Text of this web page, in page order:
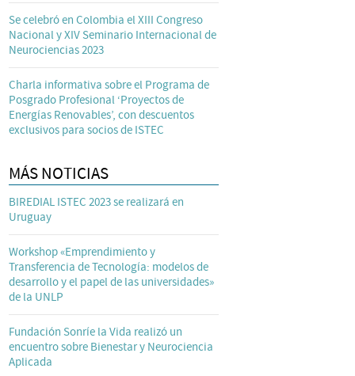
Se celebró en Colombia el XIII Congreso
Nacional y XIV Seminario Internacional de
Neurociencias 2023
Charla informativa sobre el Programa de
Posgrado Profesional ‘Proyectos de
Energías Renovables’, con descuentos
exclusivos para socios de ISTEC
MÁS NOTICIAS
BIREDIAL ISTEC 2023 se realizará en
Uruguay
Workshop «Emprendimiento y
Transferencia de Tecnología: modelos de
desarrollo y el papel de las universidades»
de la UNLP
Fundación Sonríe la Vida realizó un
encuentro sobre Bienestar y Neurociencia
Aplicada